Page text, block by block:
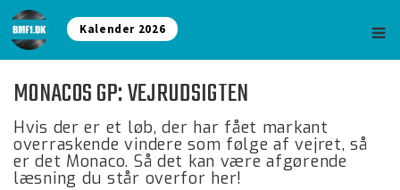
Kalender 2026
MONACOS GP: VEJRUDSIGTEN
Hvis der er et løb, der har fået markant
overraskende vindere som følge af vejret, så
er det Monaco. Så det kan være afgørende
læsning du står overfor her!